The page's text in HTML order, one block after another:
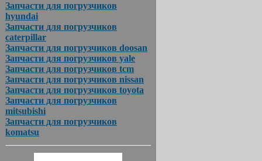
Запчасти для погрузчиков
hyundai
Запчасти для погрузчиков
caterpillar
Запчасти для погрузчиков doosan
Запчасти для погрузчиков yale
Запчасти для погрузчиков tcm
Запчасти для погрузчиков nissan
Запчасти для погрузчиков toyota
Запчасти для погрузчиков
mitsubishi
Запчасти для погрузчиков
komatsu